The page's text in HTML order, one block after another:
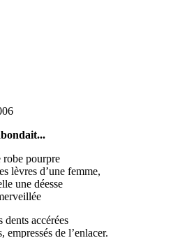
robe pourpre
lèvres d’une femme,
une déesse
dents accérées
de l’enlacer.